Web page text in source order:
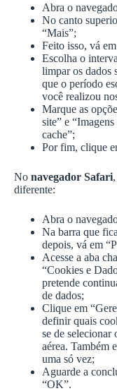
Abra o
No canto
“Mais”;
Feito isso, vá
Escolha o
limpar os dados
que o período
você realizou
Marque as
site” e
cache”;
Por fim, clique
No navegador Safari
diferente:
Abra o
Na barra que
depois, vá em
Acesse a aba
“Cookies e
pretende
de dados;
Clique em
definir quais
se de selecionar
aérea. Também
uma só vez;
Aguarde a
“OK”.